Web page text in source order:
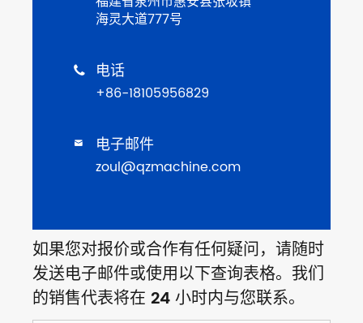
海灵大道777号
 电话
+86-18105956829
 电子邮件
zoul@qzmachine.com
如果您对报价或合作有任何疑问，请随时
发送电子邮件或使用以下查询表格。我们
的销售代表将在 24 小时内与您联系。